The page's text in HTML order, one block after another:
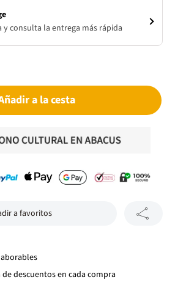
y consulta la entrega más rápida
a la cesta
a favoritos
descuentos en cada compra